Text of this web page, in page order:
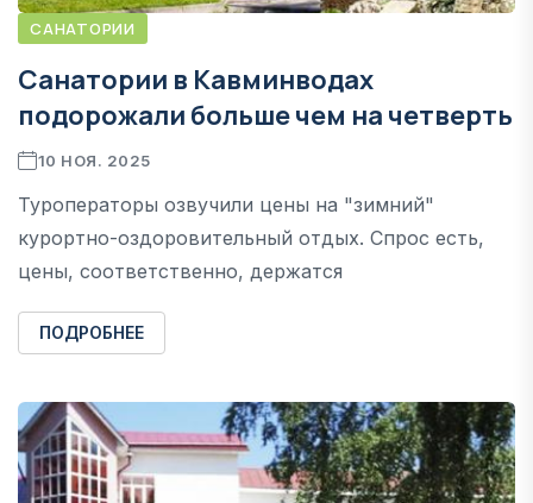
САНАТОРИИ
Санатории в Кавминводах
подорожали больше чем на четверть
10 НОЯ. 2025
Туроператоры озвучили цены на "зимний"
курортно-оздоровительный отдых. Спрос есть,
цены, соответственно, держатся
ПОДРОБНЕЕ